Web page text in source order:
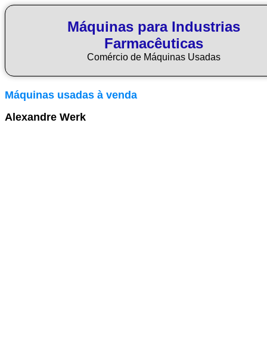
Máquinas para Industrias
Farmacêuticas
Comércio de Máquinas Usadas
Máquinas usadas à venda
Alexandre Werk